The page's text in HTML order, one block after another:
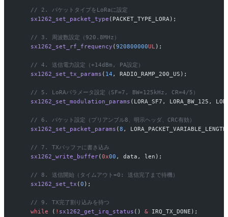
    // 2. パケットタイプをLoRaに設定
    sx1262_set_packet_type
(PACKET_TYPE_LORA);
    // 3. 周波数設定（920.8MHz）
    sx1262_set_rf_frequency
(920800000UL );
    // 4. 送信電力設定（+14dBm, PA設定）
    sx1262_set_tx_params
( 14 , RADIO_RAMP_200_US);
    // 5. LoRAパラメータ設定（SF=7, BW=125kHz, CR=4/5）
    sx1262_set_modulation_params
(LORA_SF7, LORA_BW_125,
    // 6. パケット設定（プリアンブル8、明示ヘッダ、CRC有効）
    sx1262_set_packet_params
(8 ,
    // 7. TXバッファに書き込み
    sx1262_write_buffer
(0x00 , data, len);
    // 8. 送信開始（タイムアウト=0: 送信完了まで待機）
    sx1262_set_tx
(0 );
    // 9. TX完了割り込みを待つ
    while
( ! sx1262_get_irq_status () & IRQ_TX_DONE);